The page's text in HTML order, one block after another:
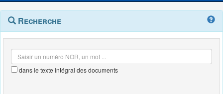
Navigation
outils
Menu
contextuel
Recherche
dans le texte intégral des documents